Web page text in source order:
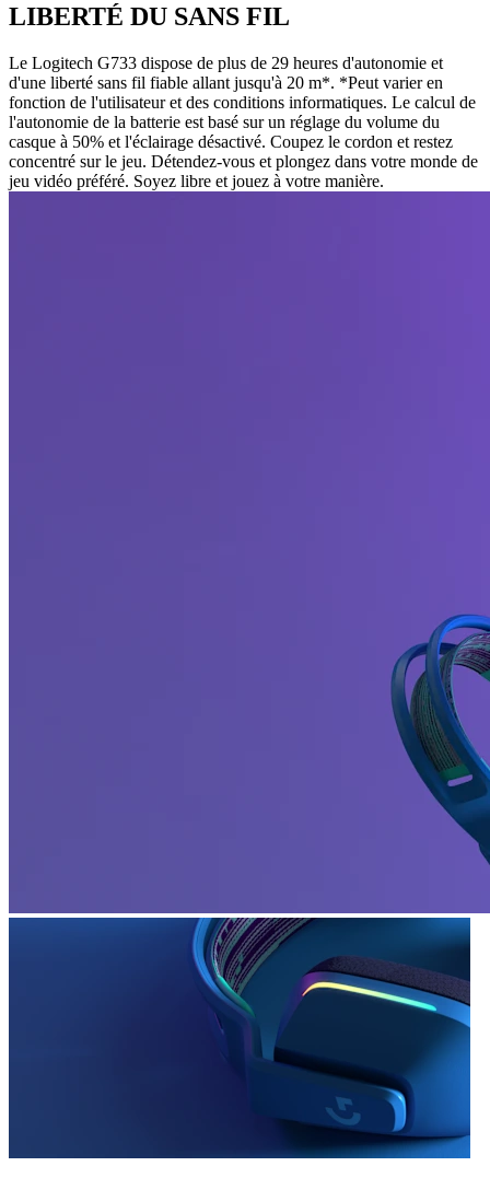
LIBERTÉ DU SANS FIL
Le Logitech G733 dispose de plus de 29 heures d'autonomie et
d'une liberté sans fil fiable allant jusqu'à 20 m*. *Peut varier en
fonction de l'utilisateur et des conditions informatiques. Le calcul de
l'autonomie de la batterie est basé sur un réglage du volume du
casque à 50% et l'éclairage désactivé. Coupez le cordon et restez
concentré sur le jeu. Détendez-vous et plongez dans votre monde de
jeu vidéo préféré. Soyez libre et jouez à votre manière.